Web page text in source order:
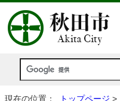
現在の位置： トップページ >